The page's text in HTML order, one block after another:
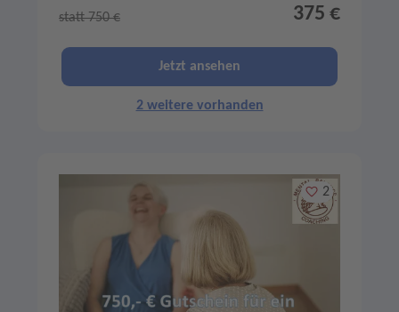
statt 750 € 375 €
Jetzt ansehen
2 weitere vorhanden
Merken
2